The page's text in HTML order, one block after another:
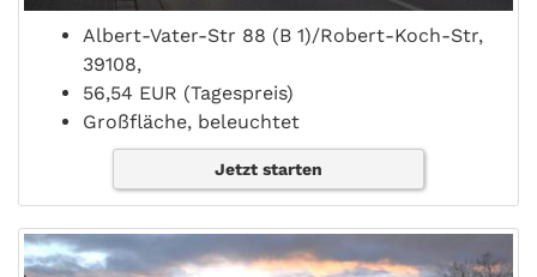
Albert-Vater-Str 88 (B 1)/Robert-Koch-Str,
39108,
56,54 EUR (Tagespreis)
Großfläche, beleuchtet
Jetzt starten